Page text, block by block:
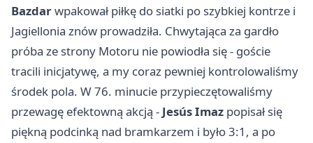
Bazdarwpakował piłkę do siatki po szybkiej kontrze i
Jagiellonia znów prowadziła. Chwytająca za gardło
próba ze strony Motoru nie powiodła się - goście
tracili inicjatywę, a my coraz pewniej kontrolowaliśmy
środek pola. W 76. minucie przypieczętowaliśmy
przewagę efektowną akcją - Jesús Imaz popisał się
piękną podcinką nad bramkarzem i było 3:1, a po